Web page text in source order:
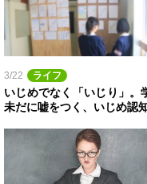
3/22 ライフ
いじめでなく「いじり」。
未だに嘘をつく、いじめ認